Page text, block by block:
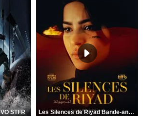
STFR Les Silences de Riyad Bande-annonce VO STFR